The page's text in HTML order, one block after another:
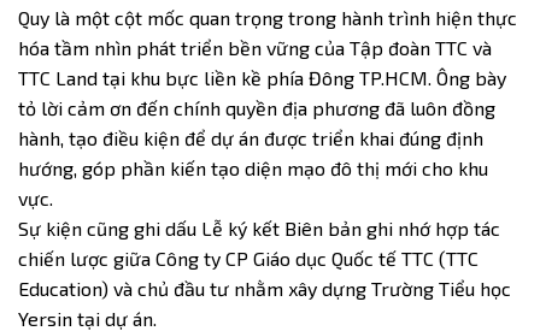
Quy là một cột mốc quan trọng trong hành trình hiện thực
hóa tầm nhìn phát triển bền vững của Tập đoàn TTC và
TTC Land tại khu bực liền kề phía Đông TP.HCM. Ông bày
tỏ lời cảm ơn đến chính quyền địa phương đã luôn đồng
hành, tạo điều kiện để dự án được triển khai đúng định
hướng, góp phần kiến tạo diện mạo đô thị mới cho khu
vực.
Sự kiện cũng ghi dấu Lễ ký kết Biên bản ghi nhớ hợp tác
chiến lược giữa Công ty CP Giáo dục Quốc tế TTC (TTC
Education) và chủ đầu tư nhằm xây dựng Trường Tiểu học
Yersin tại dự án.